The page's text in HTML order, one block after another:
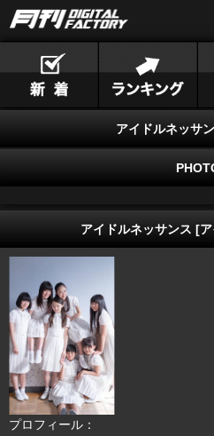
アイドルネッサ
アイドルネッサンス [
プロフィール：